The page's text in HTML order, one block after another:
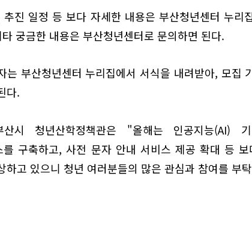
진 일정 등 보다 자세한 내용은 부산청년센터 누리
궁금한 내용은 부산청년센터로 문의하면 된다.
는 부산청년센터 누리집에서 서식을 내려받아, 모집
다.
시 청년산학정책관은 "올해는 인공지능(AI)
를 구축하고, 사전 문자 안내 서비스 제공 확대 등
하고 있으니 청년 여러분들의 많은 관심과 참여를 부